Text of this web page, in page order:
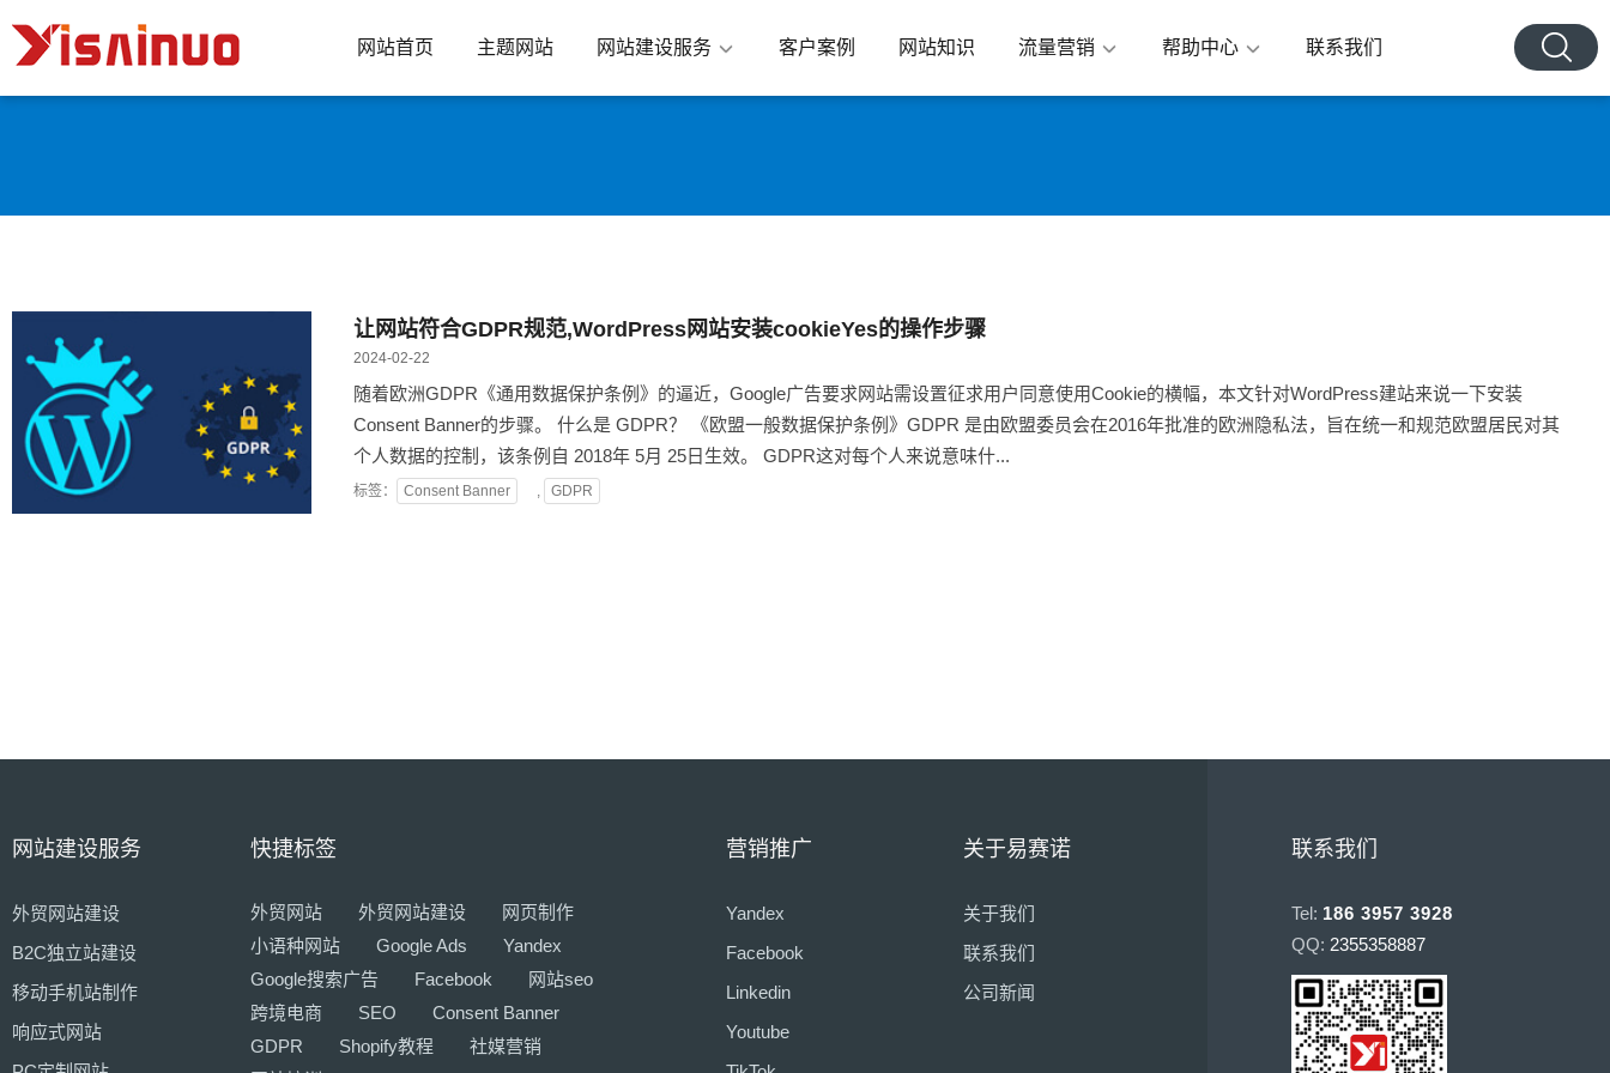
网站首页 主题网站 网站建设服务 客户案例 网站知识 流量营销 帮助中心 联系我们
让网站符合GDPR规范,WordPress网站安装cookieYes的操作步骤
2024-02-22
随着欧洲GDPR《通用数据保护条例》的逼近，Google广告要求网站需设置征求用户同意使用Cookie的横幅，本文针对WordPress建站来说一下安装
Consent Banner的步骤。 什么是 GDPR？ 《欧盟一般数据保护条例》GDPR 是由欧盟委员会在2016年批准的欧洲隐私法，旨在统一和规范欧盟居民对其
个人数据的控制，该条例自 2018年 5月 25日生效。 GDPR这对每个人来说意味什...
标签： Consent Banner GDPR
网站建设服务
外贸网站建设
B2C独立站建设
移动手机站制作
响应式网站
快捷标签
外贸网站 外贸网站建设
网页制作
小语种网站
Google Ads
Yandex
Google搜索广告
Facebook
网站seo
跨境电商
SEO
Consent Banner
GDPR
Shopify教程
社媒营销
营销推广
Yandex
Facebook
Linkedin
Youtube
关于易赛诺
关于我们
联系我们
公司新闻
联系我们
Tel: 186 3957 3928
QQ: 2355358887